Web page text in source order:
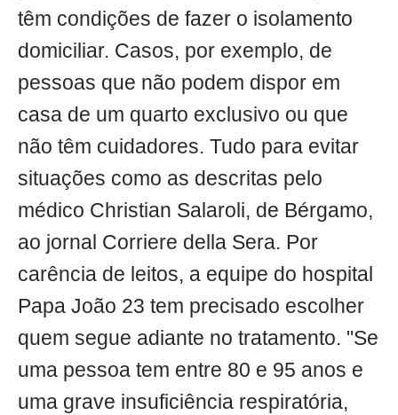
têm condições de fazer o isolamento
domiciliar. Casos, por exemplo, de
pessoas que não podem dispor em
casa de um quarto exclusivo ou que
não têm cuidadores. Tudo para evitar
situações como as descritas pelo
médico Christian Salaroli, de Bérgamo,
ao jornal Corriere della Sera. Por
carência de leitos, a equipe do hospital
Papa João 23 tem precisado escolher
quem segue adiante no tratamento. "Se
uma pessoa tem entre 80 e 95 anos e
uma grave insuficiência respiratória,